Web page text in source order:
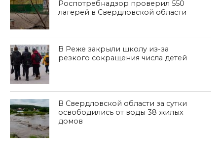
Роспотребнадзор проверил 550
лагерей в Свердловской области
В Реже закрыли школу из-за
резкого сокращения числа детей
В Свердловской области за сутки
освободились от воды 38 жилых
домов